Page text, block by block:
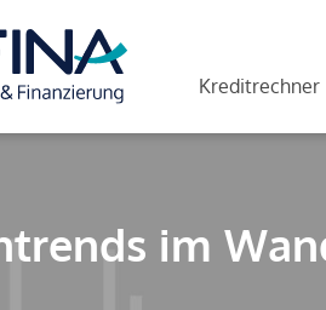
Kreditrechner
im